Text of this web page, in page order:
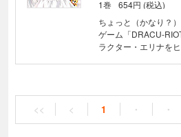
1巻
654円 (税込)
ちょっと（かなり？
ゲーム「DRACU-
ラクター・エリナを
<< < 1 ・ ・